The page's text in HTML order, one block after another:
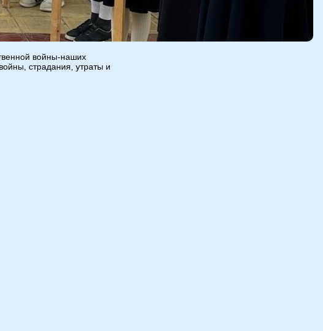
войны-наших
страдания, утраты и